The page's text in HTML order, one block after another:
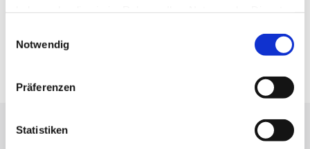
Impressum
Notwendig
Präferenzen
Statistiken
Google Maps
Lassen Sie sich inspirieren!